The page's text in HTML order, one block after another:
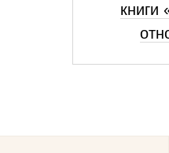
книги